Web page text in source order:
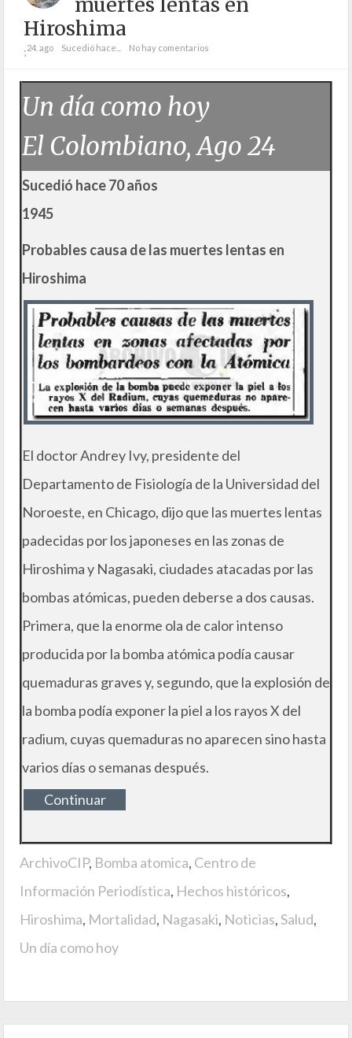
Hiroshima
;24. ago Sucedió hace... No hay comentarios
Un día como hoy
El Colombiano, Ago 24
Sucedió hace 70 años
1945
Probables causa de las muertes lentas en
Hiroshima
El doctor Andrey Ivy, presidente del
Departamento de Fisiología de la Universidad del
Noroeste, en Chicago, dijo que las muertes lentas
padecidas por los japoneses en las zonas de
Hiroshima y Nagasaki, ciudades atacadas por las
bombas atómicas, pueden deberse a dos causas.
Primera, que la enorme ola de calor intenso
producida por la bomba atómica podía causar
quemaduras graves y, segundo, que la explosión de
la bomba podía exponer la piel a los rayos X del
radium, cuyas quemaduras no aparecen sino hasta
varios días o semanas después.
Continuar
ArchivoCIP, Bomba atomica, Centro de
Información Periodística, Hechos históricos,
Hiroshima, Mortalidad, Nagasaki, Noticias,Salud,
Un día como hoy